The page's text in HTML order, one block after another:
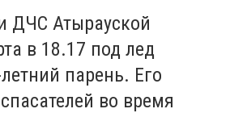
ДЧС Атырауской
в 18.17 под лед
парень. Его
во время